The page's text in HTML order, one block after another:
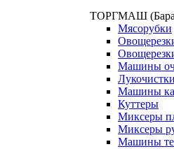
ТОРГМАШ
Мясорубки
Машины
Лукочистки
Машины
Куттеры
Миксеры
Миксеры
Машины